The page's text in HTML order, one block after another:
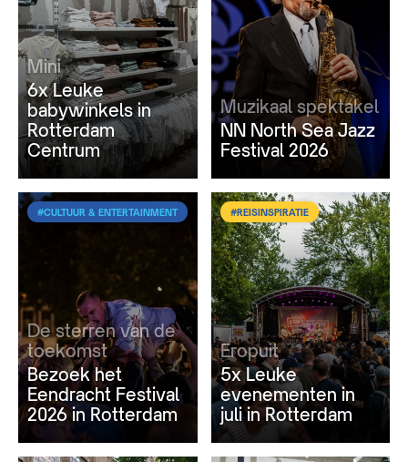
Mini
6x Leuke
babywinkels in
Rotterdam
Centrum
Muzikaal spektakel
NN North Sea Jazz
Festival 2026
#CULTUUR & ENTERTAINMENT
De sterren van de
toekomst
Bezoek het
Eendracht Festival
2026 in Rotterdam
#REISINSPIRATIE
Eropuit
5x Leuke
evenementen in
juli in Rotterdam